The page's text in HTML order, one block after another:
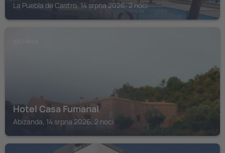
La Puebla de Castro, 14 srpna 2026, 2 noci
Hotel Casa Fumanal
Abizanda, 14 srpna 2026, 2 noci